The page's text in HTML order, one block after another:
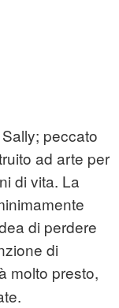
peccato
ad arte per
di vita. La
di perdere
di
molto presto,